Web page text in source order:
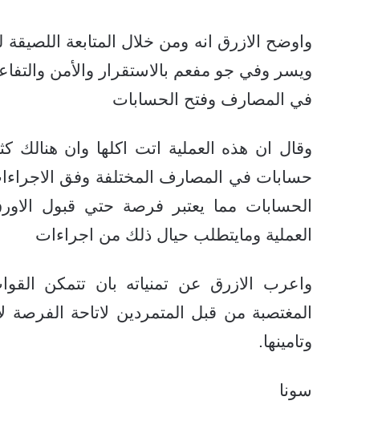
واوضح الازرق انه ومن خلال المتابعة
ويسر وفي جو مفعم بالاستقرار والأمن
في المصارف وفتح الحسابات
وقال ان هذه العملية اتت اكلها وان هنالك
حسابات في المصارف المختلفة وفق
الحسابات مما يعتبر فرصة حتي قبول الاورق
العملية ومايتطلب حيال ذلك من اجراءات
واعرب الازرق عن تمنياته بان تتمكن
المغتصبة من قبل المتمردين لاتاحة الفرصة
وتامينها.
سونا